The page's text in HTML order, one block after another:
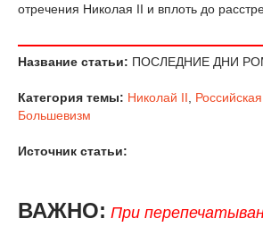
отречения Николая II и вплоть до
Название статьи: ПОСЛЕДНИЕ ДНИ
Категория темы: Николай II
Большевизм
Источник статьи:
ВАЖНО: При